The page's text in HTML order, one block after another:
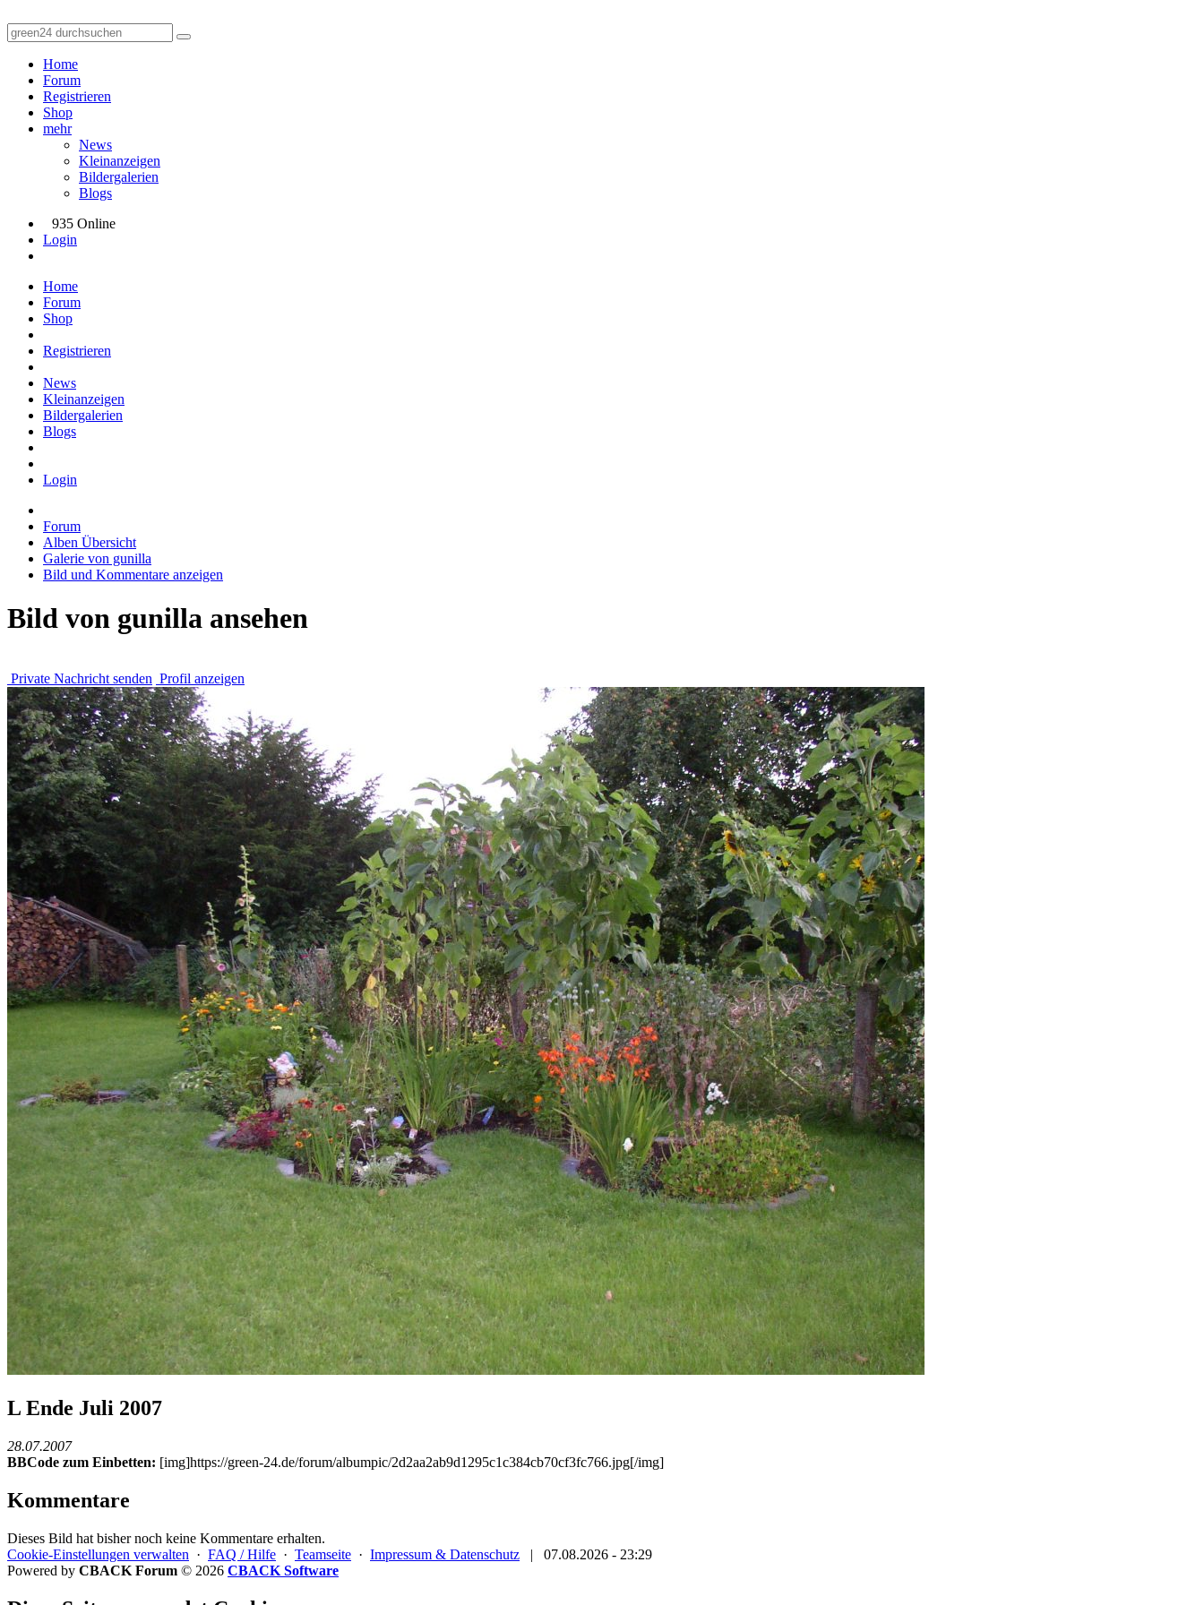
Home
Forum
Registrieren
Shop
mehr
News
Kleinanzeigen
Bildergalerien
Blogs
935 Online
Login
Home
Forum
Shop
Registrieren
News
Kleinanzeigen
Bildergalerien
Blogs
Login
Forum
Alben Übersicht
Galerie von gunilla
Bild und Kommentare anzeigen
Bild von gunilla ansehen
Private Nachricht senden Profil anzeigen
L Ende Juli 2007
28.07.2007
BBCode zum Einbetten: [img]https://green-24.de/forum/albumpic/2d2aa2ab9d1295c1c384cb70cf3fc766.jpg[/img]
Kommentare
Dieses Bild hat bisher noch keine Kommentare erhalten.
Cookie-Einstellungen verwalten · FAQ / Hilfe · Teamseite · Impressum & Datenschutz |
07.08.2026 - 23:29
Powered by CBACK Forum © 2026 CBACK Software